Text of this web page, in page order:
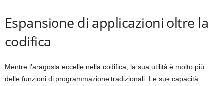
Espansione di applicazioni oltre la
codifica
Mentre l’aragosta eccelle nella codifica, la sua utilità è molto più
delle funzioni di programmazione tradizionali. Le sue capacità